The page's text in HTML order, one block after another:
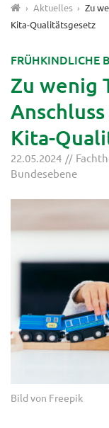
› Aktuelles › Zu
Kita-Qualitätsgesetz
FRÜHKINDLICHE
Zu wenig
Kita-
22.05.2024
Bundesebene
Bild von Freepik